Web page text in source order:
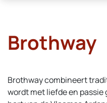
Brothway
Brothway combineert
wordt met liefde en